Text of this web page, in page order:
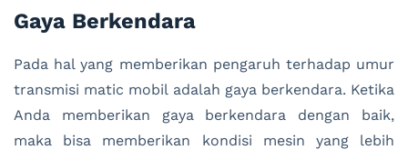
Gaya Berkendara
Pada hal yang memberikan pengaruh terhadap umur
transmisi matic mobil adalah gaya berkendara. Ketika
Anda memberikan gaya berkendara dengan baik,
maka bisa memberikan kondisi mesin yang lebih